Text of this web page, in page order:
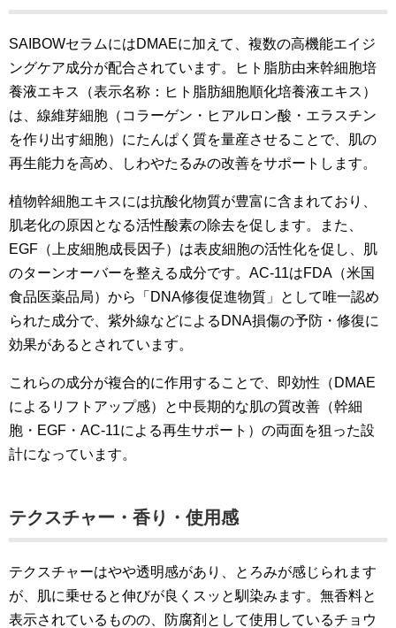
SAIBOWセラムにはDMAEに加えて、複数の高機能エイジ
ングケア成分が配合されています。ヒト脂肪由来幹細胞培
養液エキス（表示名称：ヒト脂肪細胞順化培養液エキス）
は、線維芽細胞（コラーゲン・ヒアルロン酸・エラスチン
を作り出す細胞）にたんぱく質を量産させることで、肌の
再生能力を高め、しわやたるみの改善をサポートします。
植物幹細胞エキスには抗酸化物質が豊富に含まれており、
肌老化の原因となる活性酸素の除去を促します。また、
EGF（上皮細胞成長因子）は表皮細胞の活性化を促し、肌
のターンオーバーを整える成分です。AC-11はFDA（米国
食品医薬品局）から「DNA修復促進物質」として唯一認め
られた成分で、紫外線などによるDNA損傷の予防・修復に
効果があるとされています。
これらの成分が複合的に作用することで、即効性（DMАE
によるリフトアップ感）と中長期的な肌の質改善（幹細
胞・EGF・AC-11による再生サポート）の両面を狙った設
計になっています。
テクスチャー・香り・使用感
テクスチャーはやや透明感があり、とろみが感じられます
が、肌に乗せると伸びが良くスッと馴染みます。無香料と
表示されているものの、防腐剤として使用しているチョウ